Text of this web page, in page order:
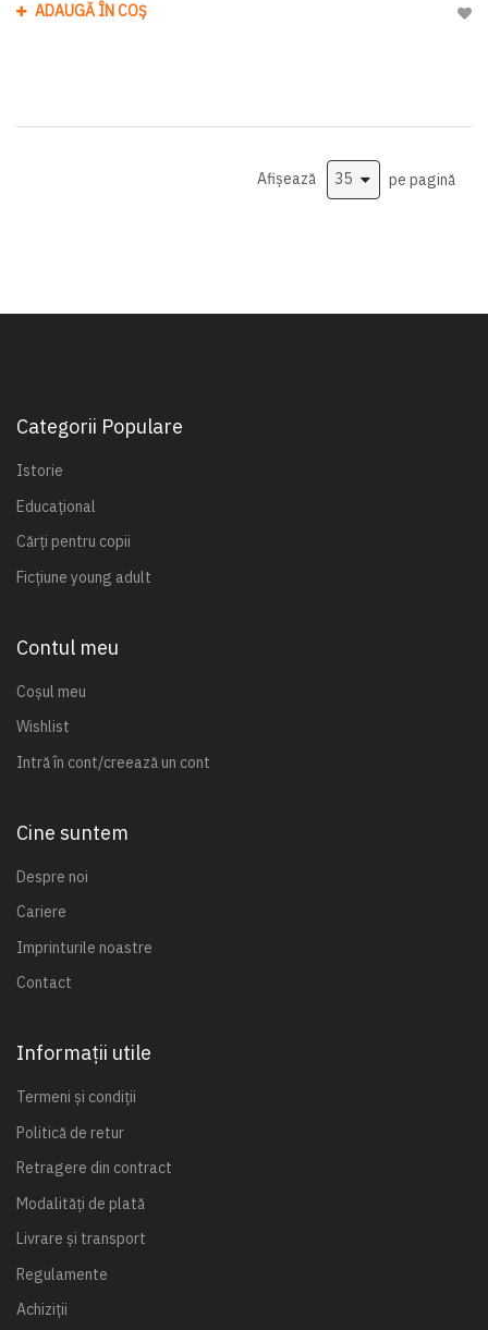
ADAUGĂ ÎN COȘ
Afișează pe pagină
Categorii Populare
Istorie
Educațional
Cărți pentru copii
Ficțiune young adult
Contul meu
Coșul meu
Wishlist
Intră în cont/creează un cont
Cine suntem
Despre noi
Cariere
Imprinturile noastre
Contact
Informații utile
Termeni și condiții
Politică de retur
Retragere din contract
Modalități de plată
Livrare și transport
Regulamente
Achiziții